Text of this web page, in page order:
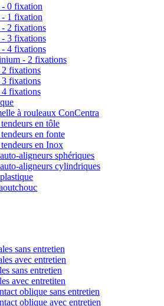
- 0 fixation
- 1 fixation
- 2 fixations
- 3 fixations
- 4 fixations
- 2 fixations
2 fixations
3 fixations
4 fixations
à rouleaux ConCentra
en tôle
en fonte
en Inox
aligneurs sphériques
aligneurs cylindriques
sans entretien
avec entretien
sans entretien
avec entretiten
oblique sans entretien
oblique avec entretien